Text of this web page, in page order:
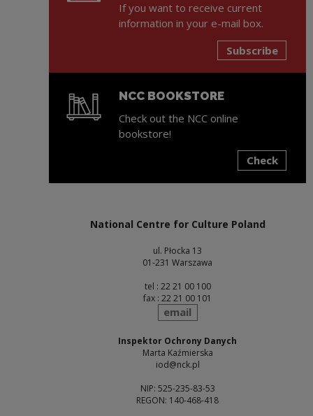
If you want to receive current
information in your e-mail box.
Subscribe
NCC BOOKSTORE
Check out the NCC online
bookstore!
Check
National Centre for Culture Poland
ul. Płocka 13
01-231 Warszawa
tel : 22 21 00 100
fax : 22 21 00 101
send
email
Inspektor Ochrony Danych
Marta Kaźmierska
iod@nck.pl
NIP: 525-235-83-53
REGON: 140-468-418